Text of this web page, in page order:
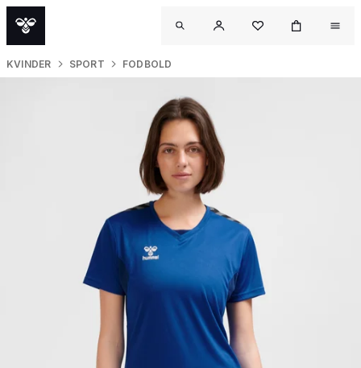
KVINDER SPORT FODBOLD